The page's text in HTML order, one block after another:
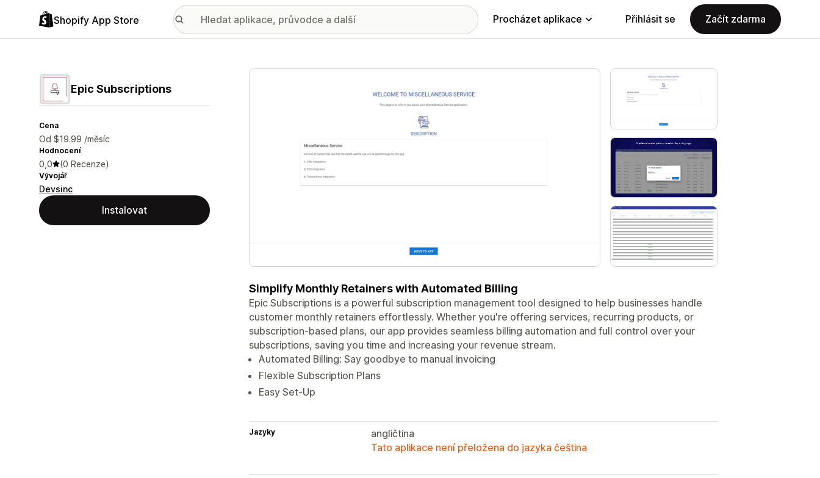
Shopify App Store Procházet aplikace Přihlásit se Začít zdarma
Epic Subscriptions
Cena
Od $19.99 /měsíc
Hodnocení
0,0 (0 Recenze)
Vývojář
Devsinc
Instalovat
Galerie propagovaných obrázků
Simplify Monthly Retainers with Automated Billing
Epic Subscriptions is a powerful subscription management tool designed to help businesses handle
customer monthly retainers effortlessly. Whether you're offering services, recurring products, or
subscription-based plans, our app provides seamless billing automation and full control over your
subscriptions, saving you time and increasing your revenue stream.
Automated Billing: Say goodbye to manual invoicing
Flexible Subscription Plans
Easy Set-Up
Jazyky
angličtina
Tato aplikace není přeložena do jazyka čeština